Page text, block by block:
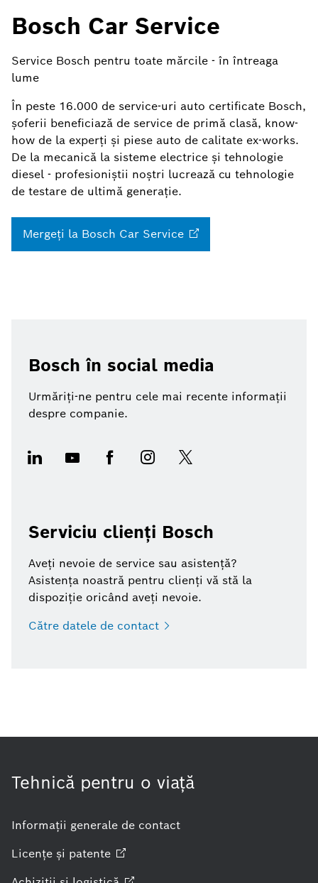
Bosch Car Service
Service Bosch pentru toate mărcile - în întreaga
lume
În peste 16.000 de service-uri auto certificate Bosch,
şoferii beneficiază de service de primă clasă, know-
how de la experţi şi piese auto de calitate ex-works.
De la mecanică la sisteme electrice şi tehnologie
diesel - profesioniştii noştri lucrează cu tehnologie
de testare de ultimă generaţie.
Mergeţi la Bosch Car Service
Bosch în social media
Urmăriți-ne pentru cele mai recente informații
despre companie.
Serviciu clienți Bosch
Aveți nevoie de service sau asistență?
Asistența noastră pentru clienți vă stă la
dispoziție oricând aveți nevoie.
Către datele de contact
Tehnică pentru o viaţă
Informaţii generale de contact
Licenţe şi patente